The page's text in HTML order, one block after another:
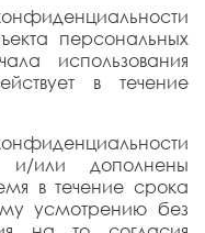
персональных
использования
в течение
или дополнены
в течение срока
усмотрению без